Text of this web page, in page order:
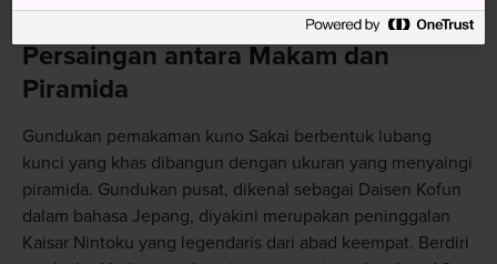
terbesar di muka bumi.
Persaingan antara Makam dan
Piramida
Gundukan pemakaman kuno Sakai berbentuk lubang
kunci yang khas dibangun dengan ukuran yang menyaingi
piramida. Gundukan pusat, dikenal sebagai Daisen Kofun
dalam bahasa Jepang, diyakini merupakan peninggalan
Kaisar Nintoku yang legendaris dari abad keempat. Berdiri